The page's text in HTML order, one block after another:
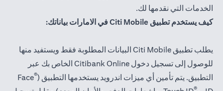
الخدمات التي نقدمها لك.
كيف يستخدم تطبيق Citi Mobile في الامارات بياناتك:
يطلب تطبيق Citi Mobile البيانات المطلوبة فقط ويستفيد منها
للوصول إلى تسجيل دخول Citibank Online الخاص بك عبر
التطبيق. يتم تأمين أي ميزات اندرويد يستخدمها التطبيق (®
Face
®